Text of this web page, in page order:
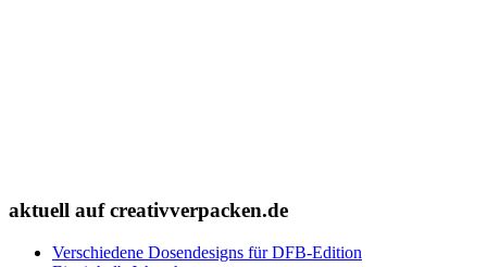
aktuell auf creativverpacken.de
Verschiedene Dosendesigns für DFB-Edition